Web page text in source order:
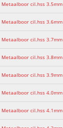
Metaalboor cil.hss 3.5mm
Metaalboor cil.hss 3.6mm
Metaalboor cil.hss 3.7mm
Metaalboor cil.hss 3.8mm
Metaalboor cil.hss 3.9mm
Metaalboor cil.hss 4.0mm
Metaalboor cil.hss 4.1mm